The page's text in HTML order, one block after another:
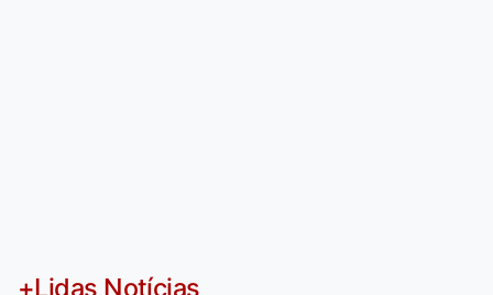
+Lidas Notícias